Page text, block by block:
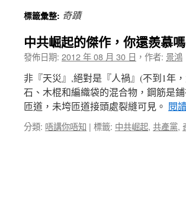
標籤彙整: 奇蹟
中共崛起的傑作，你還羨慕
發佈日期: 2012 年 08 月 30 日 ， 作者: 景鴻
非『天災』,絕對是『人禍』(不到1年
石、木棍和編織袋的混合物，鋼筋是
匝道，未垮匝道接頭處裂縫可見。 閱
分類: 唔講你唔知 | 標籤: 中共崛起, 共產黨,